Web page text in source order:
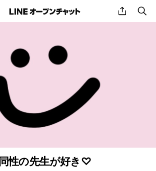
share
同性の先生が好き♡